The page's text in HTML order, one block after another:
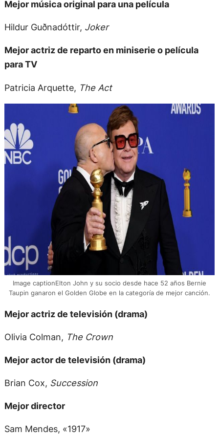
Mejor música original para una película
Hildur Guðnadóttir, Joker
Mejor actriz de reparto en miniserie o película
para TV
Patricia Arquette, The Act
Image captionElton John y su socio desde hace 52 años Bernie
Taupin ganaron el Golden Globe en la categoría de mejor canción.
Mejor actriz de televisión (drama)
Olivia Colman, The Crown
Mejor actor de televisión (drama)
Brian Cox, Succession
Mejor director
Sam Mendes, «1917»